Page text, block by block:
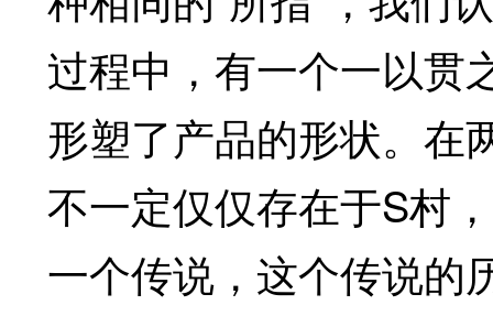
过程中，有一个一以贯
形塑了产品的形状。在
不一定仅仅存在于S村
一个传说，这个传说的